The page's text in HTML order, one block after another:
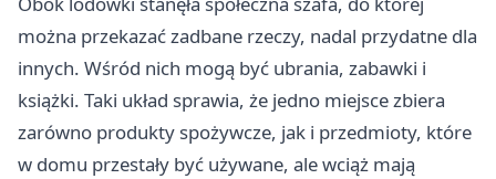
można przekazać zadbane rzeczy, nadal przydatne dla
innych. Wśród nich mogą być ubrania, zabawki i
książki. Taki układ sprawia, że jedno miejsce zbiera
zarówno produkty spożywcze, jak i przedmioty, które
w domu przestały być używane, ale wciąż mają